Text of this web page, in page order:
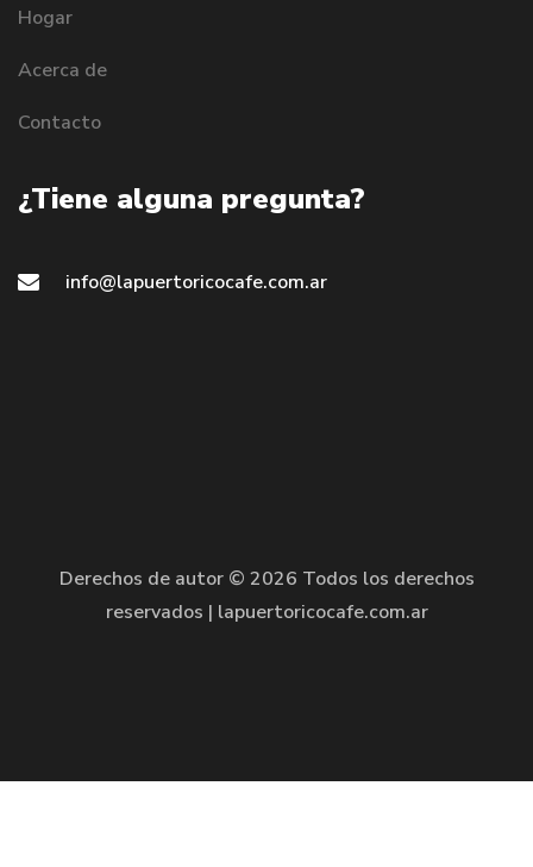
Hogar
Acerca de
Contacto
¿Tiene alguna pregunta?
info@lapuertoricocafe.com.ar
Derechos de autor © 2026 Todos los derechos
reservados | lapuertoricocafe.com.ar